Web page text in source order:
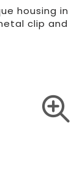
housing in
clip and